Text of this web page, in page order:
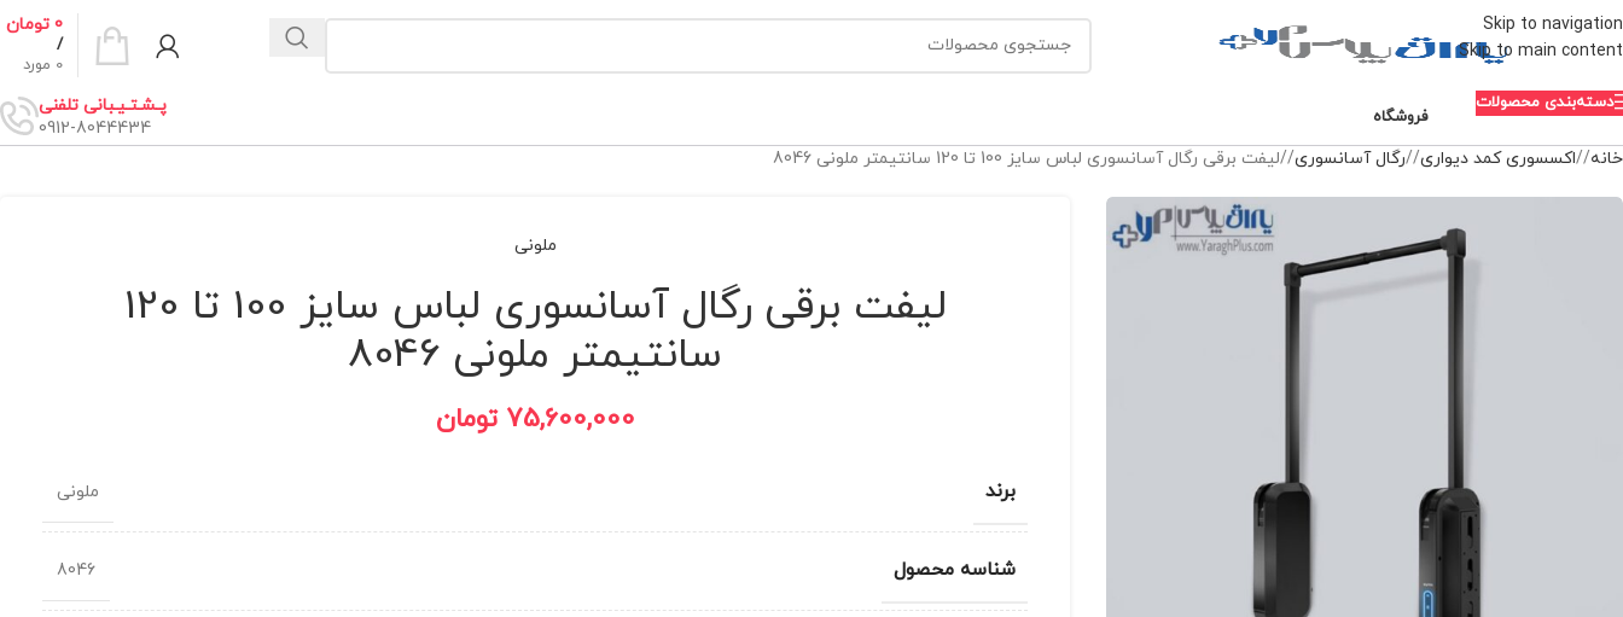
Skip to navigation
Skip to main content
0 مورد
/
0 تومان
دسته‌بندی محصولات
فروشگاه
پـشـتـیـبانی تلفنی
0912-8044434
خانه/ اکسسوری کمد دیواری/ رگال آسانسوری/ لیفت برقی رگال آسانسوری لباس سایز 100 تا 120 سانتیمتر ملونی 8046
ملونی
لیفت برقی رگال آسانسوری لباس سایز 100 تا 120
سانتیمتر ملونی 8046
75,600,000 تومان
برند ملونی
شناسه محصول 8046